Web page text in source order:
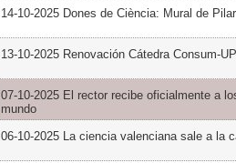
14-10-2025 Dones de Ciència: Mural de
13-10-2025 Renovación Cátedra Consum-
07-10-2025 El rector recibe oficialmente a
mundo
06-10-2025 La ciencia valenciana sale a la